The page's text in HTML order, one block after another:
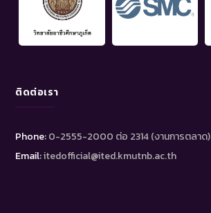
ติดต่อเรา
Phone:0-2555-2000 ต่อ 2314 (งานการตลาด)
Email:itedofficial@ited.kmutnb.ac.th